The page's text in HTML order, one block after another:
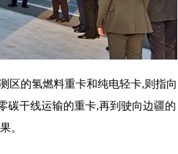
区的氢燃料重卡和纯电轻卡,则指向
碳干线运输的重卡,再到驶向边疆的
。